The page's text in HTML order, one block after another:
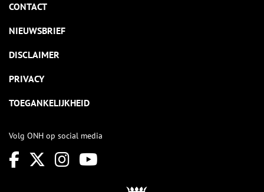
CONTACT
NIEUWSBRIEF
DISCLAIMER
PRIVACY
TOEGANKELIJKHEID
Volg ONH op social media